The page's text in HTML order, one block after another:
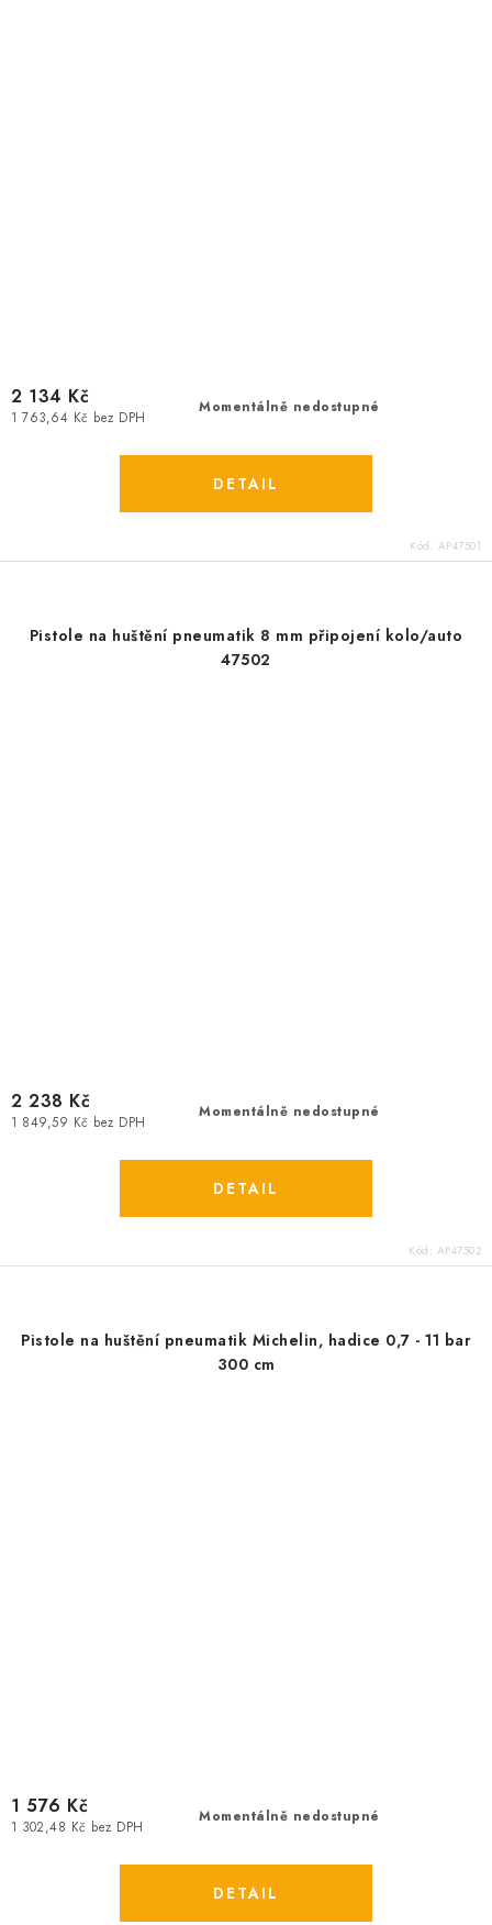
Momentálně nedostupné
1 763,64 Kč bez DPH
2 134 Kč
Kód: AP47501
Pistole na huštění pneumatik 8 mm připojení kolo/auto
47502
Momentálně nedostupné
1 849,59 Kč bez DPH
2 238 Kč
Kód: AP47502
Pistole na huštění pneumatik Michelin, hadice 0,7 - 11 bar
300 cm
Momentálně nedostupné
1 302,48 Kč bez DPH
1 576 Kč